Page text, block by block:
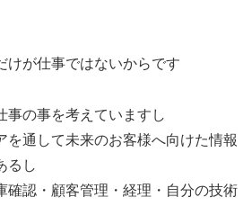
けが仕事ではないからです
事の事を考えていますし
を通して未来のお客様へ向けた情報
るし
確認・顧客管理・経理・自分の技術